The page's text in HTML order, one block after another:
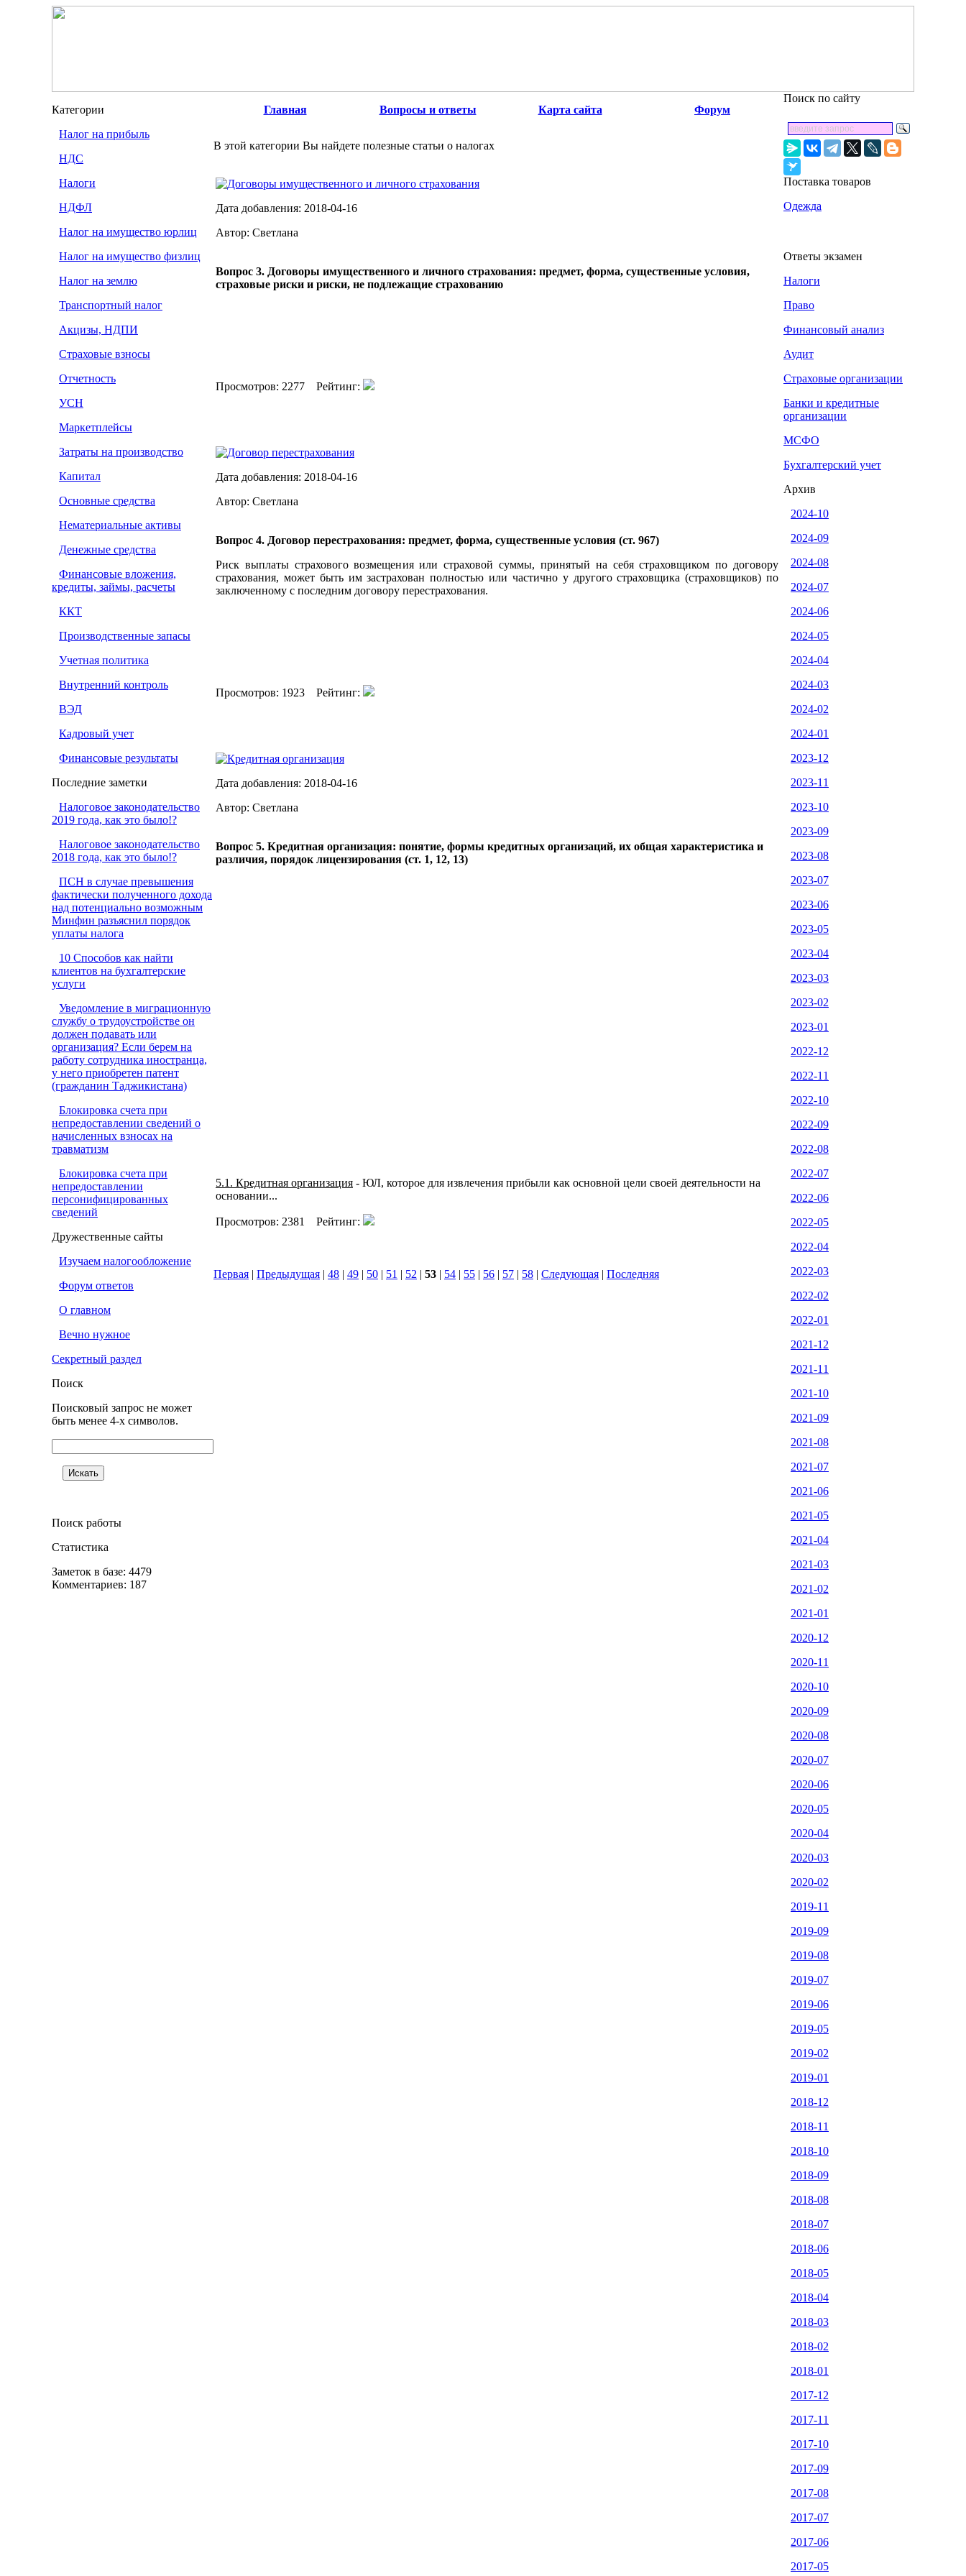
Категории
Налог на прибыль
НДС
Налоги
НДФЛ
Налог на имущество юрлиц
Налог на имущество физлиц
Налог на землю
Транспортный налог
Акцизы, НДПИ
Страховые взносы
Отчетность
УСН
Маркетплейсы
Затраты на производство
Капитал
Основные средства
Нематериальные активы
Денежные средства
Финансовые вложения,
кредиты, займы, расчеты
ККТ
Производственные запасы
Учетная политика
Внутренний контроль
ВЭД
Кадровый учет
Финансовые результаты
Последние заметки
Налоговое законодательство
2019 года, как это было!?
Налоговое законодательство
2018 года, как это было!?
ПСН в случае превышения
фактически полученного дохода
над потенциально возможным
Минфин разъяснил порядок
уплаты налога
10 Способов как найти
клиентов на бухгалтерские
услуги
Уведомление в миграционную
службу о трудоустройстве он
должен подавать или
организация? Если берем на
работу сотрудника иностранца,
у него приобретен патент
(гражданин Таджикистана)
Блокировка счета при
непредоставлении сведений о
начисленных взносах на
травматизм
Блокировка счета при
непредоставлении
персонифицированных
сведений
Дружественные сайты
Изучаем налогообложение
Форум ответов
О главном
Вечно нужное
Секретный раздел
Поиск
Поисковый запрос не может
быть менее 4-х символов.
Поиск работы
Статистика
Заметок в базе: 4479
Комментариев: 187
Главная Вопросы и ответы Карта сайта Форум
В этой категории Вы найдете полезные статьи о налогах
Договоры имущественного и личного страхования
Дата добавления: 2018-04-16
Автор: Светлана
Вопрос 3. Договоры имущественного и личного страхования: предмет, форма, существенные условия,
страховые риски и риски, не подлежащие страхованию
Просмотров: 2277 Рейтинг:
Договор перестрахования
Дата добавления: 2018-04-16
Автор: Светлана
Вопрос 4. Договор перестрахования: предмет, форма, существенные условия (ст. 967)
Риск выплаты страхового возмещения или страховой суммы, принятый на себя страховщиком по договору
страхования, может быть им застрахован полностью или частично у другого страховщика (страховщиков) по
заключенному с последним договору перестрахования.
Просмотров: 1923 Рейтинг:
Кредитная организация
Дата добавления: 2018-04-16
Автор: Светлана
Вопрос 5. Кредитная организация: понятие, формы кредитных организаций, их общая характеристика и
различия, порядок лицензирования (ст. 1, 12, 13)
5.1. Кредитная организация - ЮЛ, которое для извлечения прибыли как основной цели своей деятельности на
основании...
Просмотров: 2381 Рейтинг:
Первая | Предыдущая | 48 | 49 | 50 | 51 | 52 | 53 | 54 | 55 | 56 | 57 | 58 | Следующая | Последняя
Поиск по сайту
Поставка товаров
Одежда
Ответы экзамен
Налоги
Право
Финансовый анализ
Аудит
Страховые организации
Банки и кредитные
организации
МСФО
Бухгалтерский учет
Архив
2024-10
2024-09
2024-08
2024-07
2024-06
2024-05
2024-04
2024-03
2024-02
2024-01
2023-12
2023-11
2023-10
2023-09
2023-08
2023-07
2023-06
2023-05
2023-04
2023-03
2023-02
2023-01
2022-12
2022-11
2022-10
2022-09
2022-08
2022-07
2022-06
2022-05
2022-04
2022-03
2022-02
2022-01
2021-12
2021-11
2021-10
2021-09
2021-08
2021-07
2021-06
2021-05
2021-04
2021-03
2021-02
2021-01
2020-12
2020-11
2020-10
2020-09
2020-08
2020-07
2020-06
2020-05
2020-04
2020-03
2020-02
2019-11
2019-09
2019-08
2019-07
2019-06
2019-05
2019-02
2019-01
2018-12
2018-11
2018-10
2018-09
2018-08
2018-07
2018-06
2018-05
2018-04
2018-03
2018-02
2018-01
2017-12
2017-11
2017-10
2017-09
2017-08
2017-07
2017-06
2017-05